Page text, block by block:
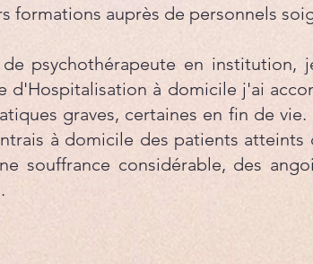
formations auprès de personnels
psychothérapeute en institution,
d'Hospitalisation à domicile j'ai
graves, certaines en fin de
à domicile des patients
souffrance considérable, des